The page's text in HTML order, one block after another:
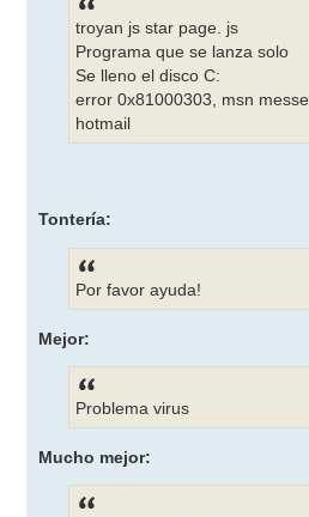
troyan js star page. js
Programa que se lanza solo
Se lleno el disco C:
error 0x81000303, msn
hotmail
Tontería:
Por favor ayuda!
Mejor:
Problema virus
Mucho mejor: